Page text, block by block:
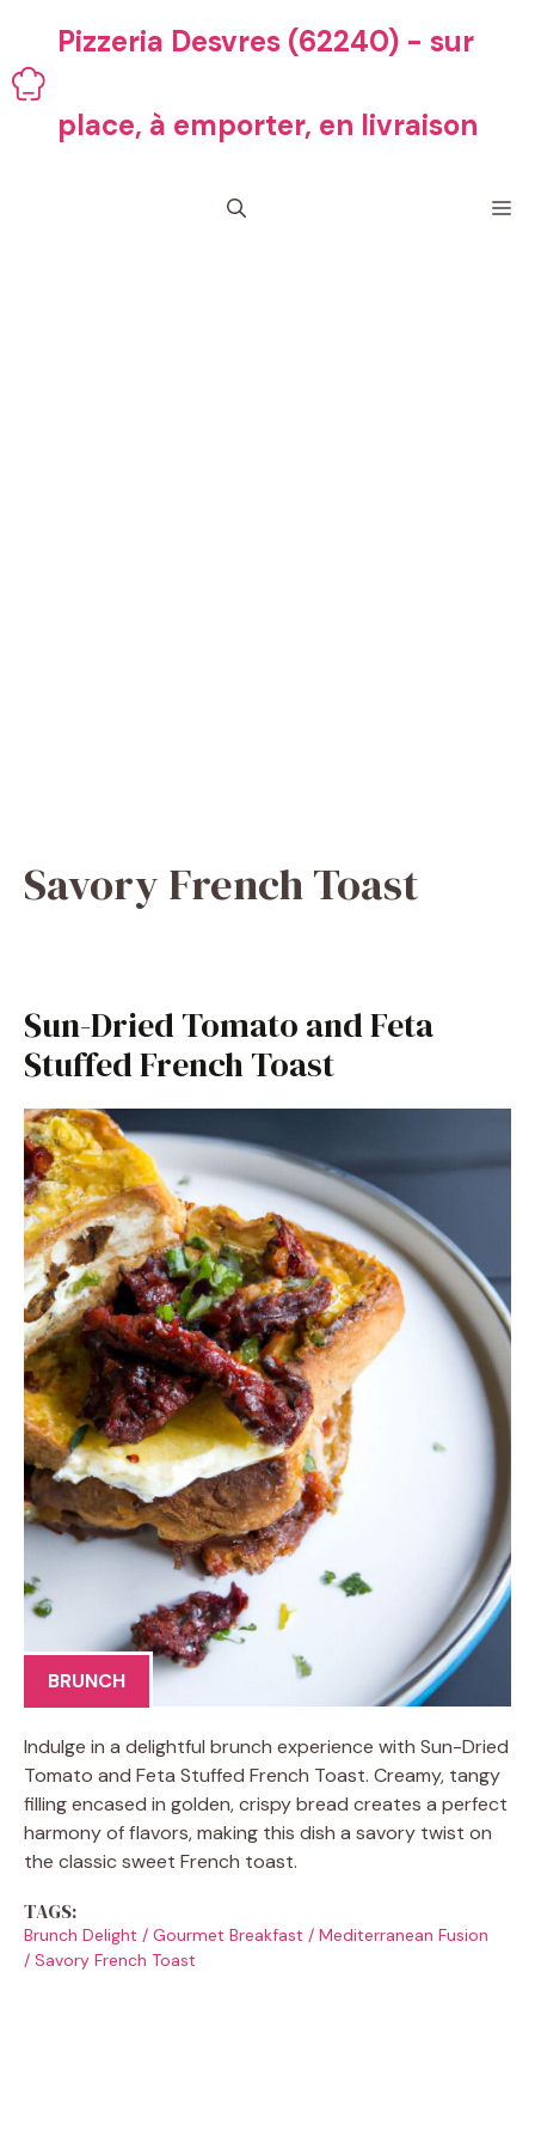
contenu
Pizzeria Desvres (62240) - sur
place, à emporter, en livraison
Savory French Toast
Sun-Dried Tomato and Feta
Stuffed French Toast
BRUNCH
Indulge in a delightful brunch experience with Sun-Dried
Tomato and Feta Stuffed French Toast. Creamy, tangy
filling encased in golden, crispy bread creates a perfect
harmony of flavors, making this dish a savory twist on
the classic sweet French toast.
TAGS:
Brunch Delight / Gourmet Breakfast / Mediterranean Fusion
/ Savory French Toast